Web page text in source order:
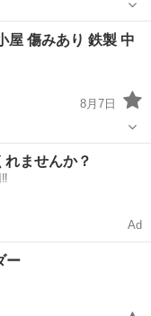
ードキャスター
屋 傷みあり 鉄製 中
8月7日
屋
れませんか？
Ad
ー